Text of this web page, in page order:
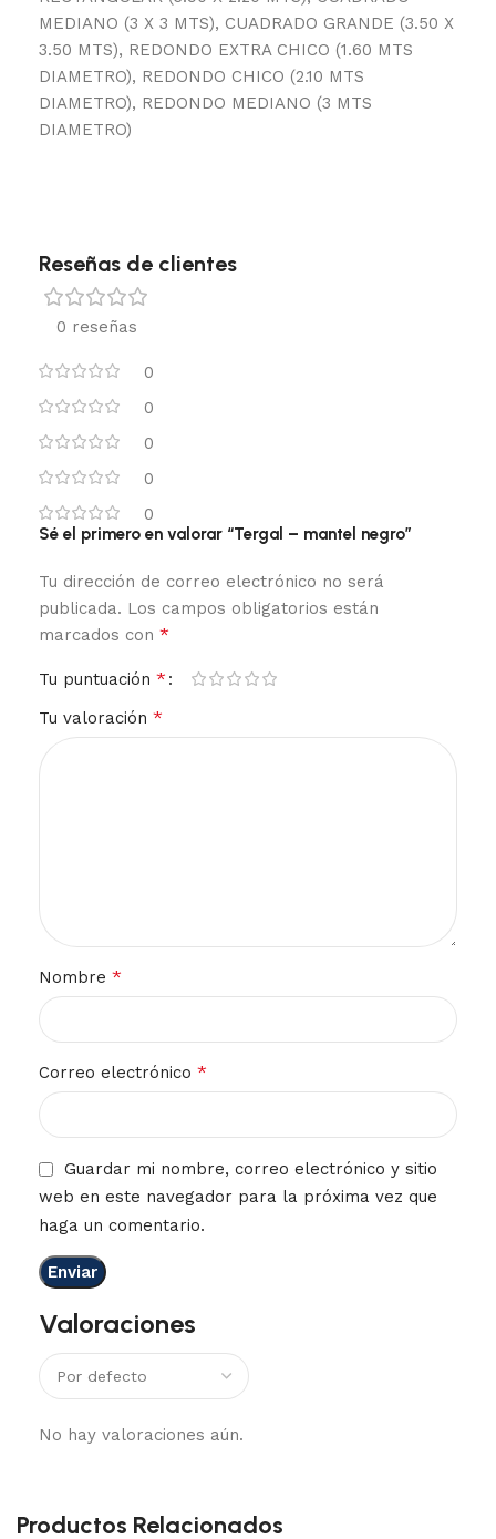
MEDIANO (3 X 3 MTS), CUADRADO GRANDE (3.50 X
3.50 MTS), REDONDO EXTRA CHICO (1.60 MTS
DIAMETRO), REDONDO CHICO (2.10 MTS
DIAMETRO), REDONDO MEDIANO (3 MTS
DIAMETRO)
Reseñas de clientes
0 reseñas
0
0
0
0
0
Valoraciones
No hay valoraciones aún.
Sé el primero en valorar “Tergal – mantel negro”
Tu dirección de correo electrónico no será
publicada. Los campos obligatorios están
marcados con *
Tu puntuación *
Tu valoración *
Nombre *
Correo electrónico *
Guardar mi nombre, correo electrónico y sitio
web en este navegador para la próxima vez que
haga un comentario.
Productos Relacionados